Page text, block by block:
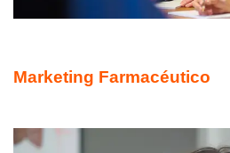
Marketing Farmacéutico